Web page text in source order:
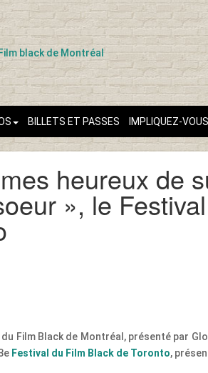
BILLETS ET PASSES IMPLIQUEZ-VOUS
heureux de
», le
Film Black de Montréal, présenté par
Festival du Film Black de Toronto,